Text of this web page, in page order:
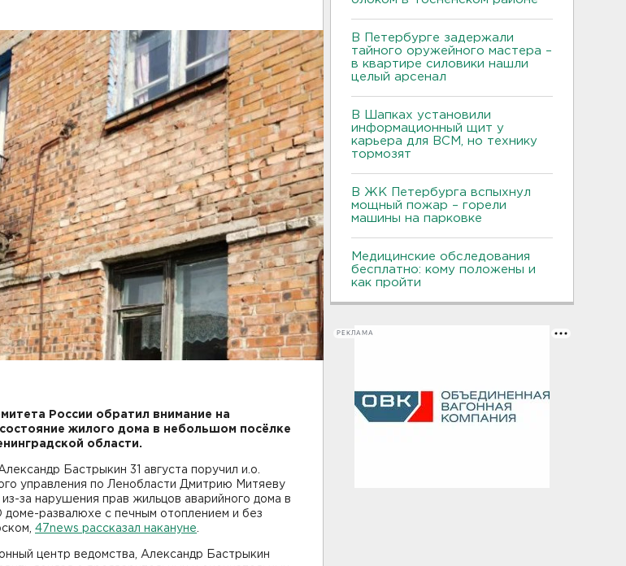
России обратил внимание на
жилого дома в небольшом посёлке
области.
Бастрыкин 31 августа поручил и.о.
управления по Ленобласти Дмитрию Митяеву
за нарушения прав жильцов аварийного дома в
развалюхе с печным отоплением и без
47news рассказал накануне
центр ведомства, Александр Бастрыкин
В Петербурге задержали
тайного оружейного мастера –
в квартире силовики нашли
целый арсенал
В Шапках установили
информационный щит у
карьера для ВСМ, но технику
тормозят
В ЖК Петербурга вспыхнул
мощный пожар – горели
машины на парковке
Медицинские обследования
бесплатно: кому положены и
как пройти
РЕКЛАМА